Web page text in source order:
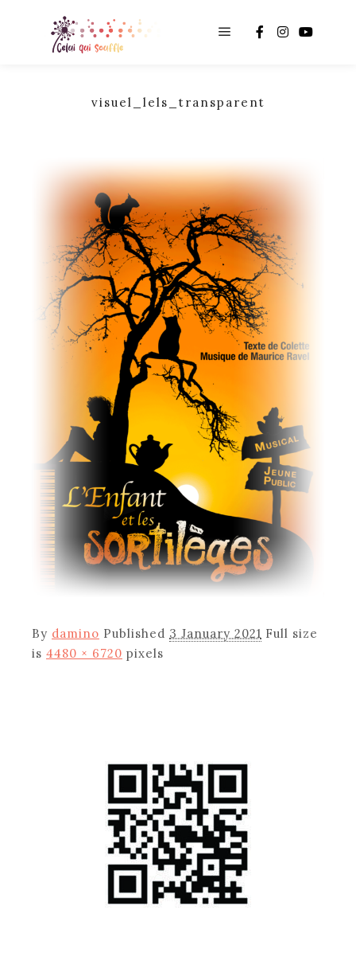
visuel_lels_transparent
By damino Published 3 January 2021 Full size
is 4480 × 6720 pixels